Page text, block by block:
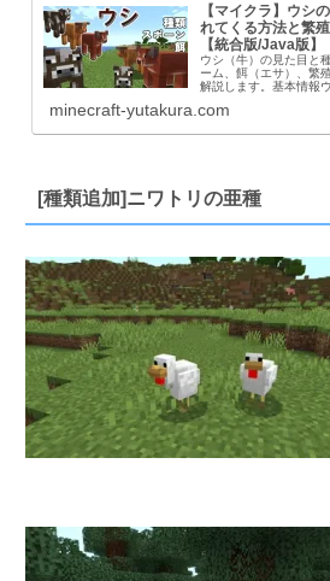
【マイクラ】ウシ
れてくる方法と繁
【統合版/Java版】
ウシ（牛）の見た目と
ーム、餌（エサ）、繁
解説します。基本情報
:1.3高さ :0.9飼いならす
minecraft-yutakura.com
[種類追加]ニワトリの亜種